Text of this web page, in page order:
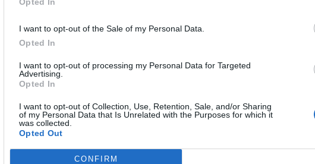
I want to opt-out of the Sale of my Personal Data.
Opted In
I want to opt-out of processing my Personal Data for Targeted
Advertising.
Opted In
I want to opt-out of Collection, Use, Retention, Sale, and/or Sharing
of my Personal Data that Is Unrelated with the Purposes for which it
was collected.
Opted Out
CONFIRM
επιμέλεια.